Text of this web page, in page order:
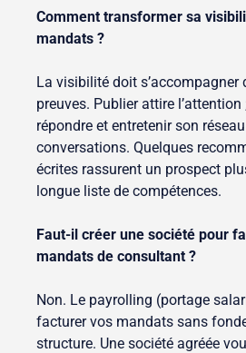
Comment transformer sa
mandats ?
La visibilité doit s’accompagner
preuves. Publier attire l’attention
répondre et entretenir son
conversations. Quelques
écrites rassurent un prospect
longue liste de compétences.
Faut-il créer une société pour
mandats de consultant ?
Non. Le payrolling (portage
facturer vos mandats sans
structure. Une société agréée